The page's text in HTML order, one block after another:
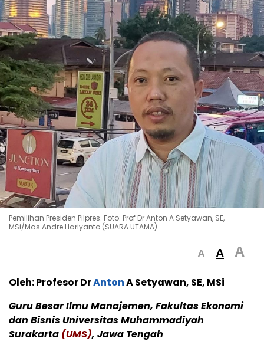
Pemilihan Presiden Pilpres. Foto: Prof Dr Anton A Setyawan, SE,
MSi/Mas Andre Hariyanto (SUARA UTAMA)
A A A
Oleh: Profesor DrAntonA Setyawan, SE, MSi
Guru Besar Ilmu Manajemen, Fakultas Ekonomi
dan Bisnis Universitas Muhammadiyah
Surakarta (UMS), Jawa Tengah